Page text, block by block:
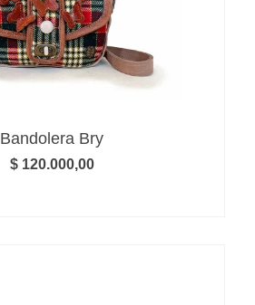
Bandolera Bry
$120.000,00